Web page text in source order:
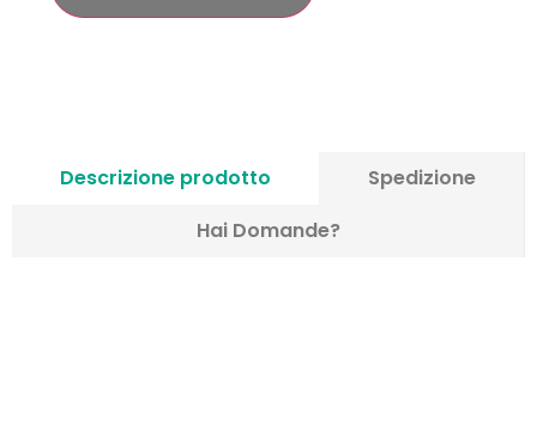
Descrizione prodotto
Spedizione
Hai Domande?